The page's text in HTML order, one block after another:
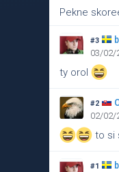
Pekne
#3
03/02/
ty orol
#2
02/02/
to si
#1